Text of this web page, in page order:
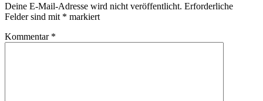
Deine E-Mail-Adresse wird nicht veröffentlicht. Erforderliche
Felder sind mit * markiert
Kommentar *